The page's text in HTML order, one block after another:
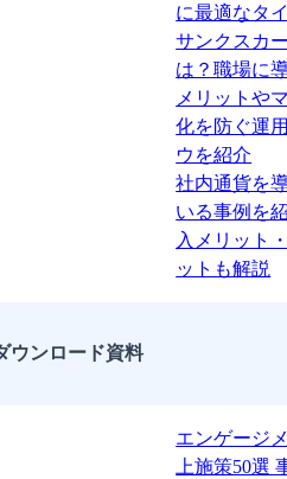
に最適なタ
サンクスカ
は？職場に
メリットや
化を防ぐ運
ウを紹介
社内通貨を
いる事例を
入メリット
ットも解説
ウンロード資料
エンゲージ
上施策50選